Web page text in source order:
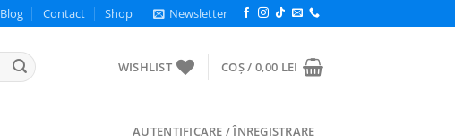
Blog Contact Shop Newsletter
WISHLIST COȘ / 0,00 LEI
AUTENTIFICARE / ÎNREGISTRARE